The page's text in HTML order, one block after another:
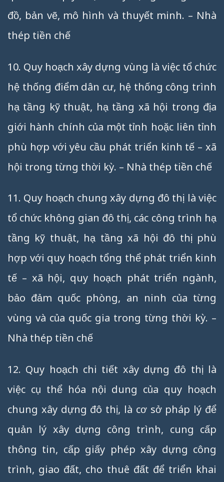
đồ, bản vẽ, mô hình và thuyết minh. – Nhà
thép tiền chế
10. Quy hoạch xây dựng vùng là việc tổ chức
hệ thống điểm dân cư, hệ thống công trình
hạ tầng kỹ thuật, hạ tầng xã hội trong địa
giới hành chính của một tỉnh hoặc liên tỉnh
phù hợp với yêu cầu phát triển kinh tế – xã
hội trong từng thời kỳ. – Nhà thép tiền chế
11. Quy hoạch chung xây dựng đô thị là việc
tổ chức không gian đô thị, các công trình hạ
tầng kỹ thuật, hạ tầng xã hội đô thị phù
hợp với quy hoạch tổng thể phát triển kinh
tế – xã hội, quy hoạch phát triển ngành,
bảo đảm quốc phòng, an ninh của từng
vùng và của quốc gia trong từng thời kỳ. –
Nhà thép tiền chế
12. Quy hoạch chi tiết xây dựng đô thị là
việc cụ thể hóa nội dung của quy hoạch
chung xây dựng đô thị, là cơ sở pháp lý để
quản lý xây dựng công trình, cung cấp
thông tin, cấp giấy phép xây dựng công
trình, giao đất, cho thuê đất để triển khai